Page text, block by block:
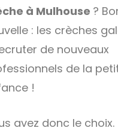
à Mulhouse ?
: les crèches
de nouveaux
de la
!
avez donc le choix.